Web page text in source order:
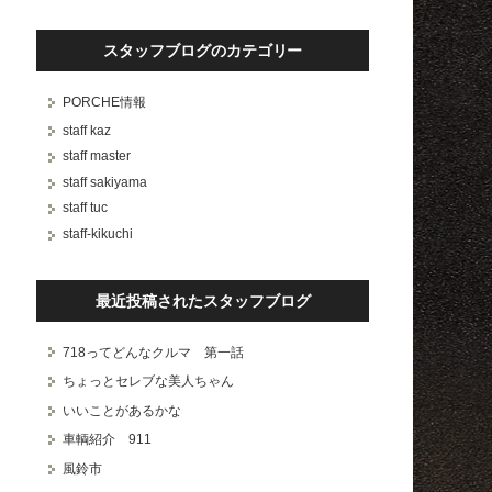
スタッフブログのカテゴリー
PORCHE情報
staff kaz
staff master
staff sakiyama
staff tuc
staff-kikuchi
最近投稿されたスタッフブログ
718ってどんなクルマ 第一話
ちょっとセレブな美人ちゃん
いいことがあるかな
車輌紹介 911
風鈴市